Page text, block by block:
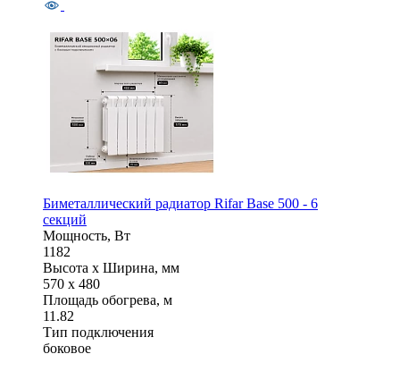
Биметаллический радиатор Rifar Base 500 - 6
секций
Мощность, Вт
1182
Высота x Ширина, мм
570 x 480
Площадь обогрева, м
11.82
Тип подключения
боковое